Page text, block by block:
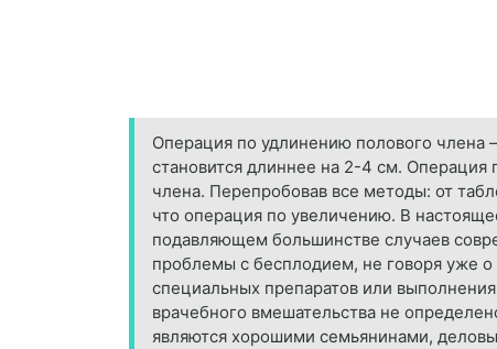
Операция по удлинению полового члена
становится длиннее на 2-4 см. Операция
члена. Перепробовав все методы: от
что операция по увеличению. В
подавляющем большинстве случаев
проблемы с бесплодием, не говоря уже
специальных препаратов или
врачебного вмешательства не
являются хорошими семьянинами,